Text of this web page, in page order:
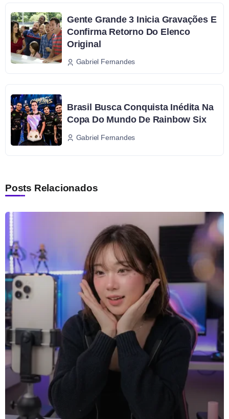
Gente Grande 3 Inicia Gravações E
Confirma Retorno Do Elenco
Original
Gabriel Fernandes
Brasil Busca Conquista Inédita Na
Copa Do Mundo De Rainbow Six
Gabriel Fernandes
Posts Relacionados